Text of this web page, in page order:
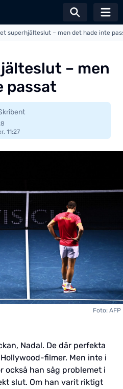
Växla
superhjälteslut – men det hade inte
– men
passat
11:27
Foto: AFP
Nadal. De där perfekta
filmer. Men inte i
också han såg problemet i
slut. Om han varit riktigt